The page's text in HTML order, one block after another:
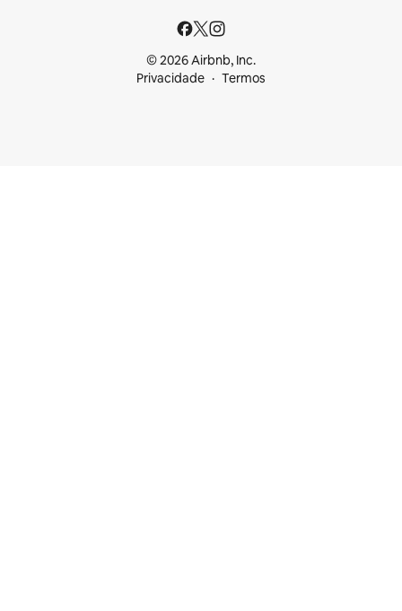
© 2026 Airbnb, Inc.
Privacidade
Termos